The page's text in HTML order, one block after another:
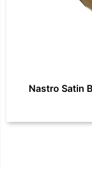
Nastro Satin